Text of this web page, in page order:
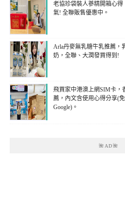
老協珍袋裝人蔘精開箱心
氣! 全聯販售優惠中。
Arla丹麥無乳糖牛乳推薦，
奶，全聯、大潤發買得到!
飛買家中港澳上網SIM卡，
薦，內文含使用心得分享(
Google)。
🌺AD🌺